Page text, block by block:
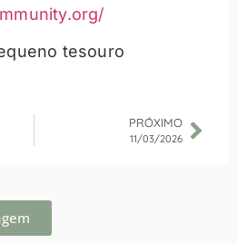
tesouro
PRÓXIMO
11/03/2026